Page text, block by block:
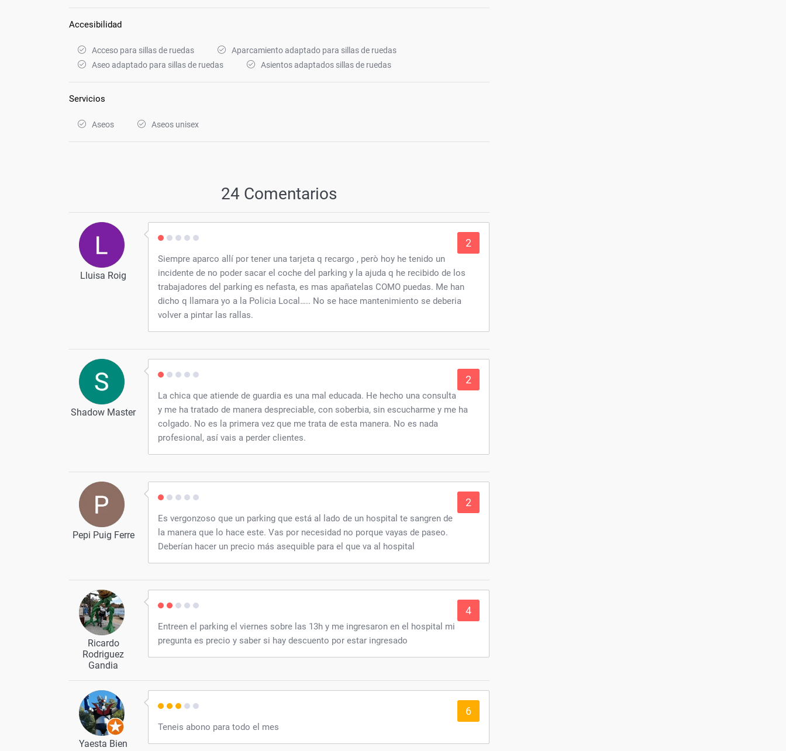
Accesibilidad
Acceso para sillas de ruedas
Aparcamiento adaptado para sillas de ruedas
Aseo adaptado para sillas de ruedas
Asientos adaptados sillas de ruedas
Servicios
Aseos Aseos unisex
24 Comentarios
Lluisa Roig
2
Siempre aparco allí por tener una tarjeta q recargo , però hoy he tenido un
incidente de no poder sacar el coche del parking y la ajuda q he recibido de los
trabajadores del parking es nefasta, es mas apañatelas COMO puedas. Me han
dicho q llamara yo a la Policia Local….. No se hace mantenimiento se deberia
volver a pintar las rallas.
Shadow Master
2
La chica que atiende de guardia es una mal educada. He hecho una consulta
y me ha tratado de manera despreciable, con soberbia, sin escucharme y me ha
colgado. No es la primera vez que me trata de esta manera. No es nada
profesional, así vais a perder clientes.
Pepi Puig Ferre
2
Es vergonzoso que un parking que está al lado de un hospital te sangren de
la manera que lo hace este. Vas por necesidad no porque vayas de paseo.
Deberían hacer un precio más asequible para el que va al hospital
Ricardo
Rodriguez
Gandia
4
Entreen el parking el viernes sobre las 13h y me ingresaron en el hospital mi
pregunta es precio y saber si hay descuento por estar ingresado
Yaesta Bien
6
Teneis abono para todo el mes